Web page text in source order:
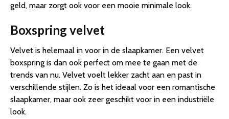
geld, maar zorgt ook voor een mooie minimale look.
Boxspring velvet
Velvet is helemaal in voor in de slaapkamer. Een velvet
boxspring is dan ook perfect om mee te gaan met de
trends van nu. Velvet voelt lekker zacht aan en past in
verschillende stijlen. Zo is het ideaal voor een romantische
slaapkamer, maar ook zeer geschikt voor in een industriële
look.